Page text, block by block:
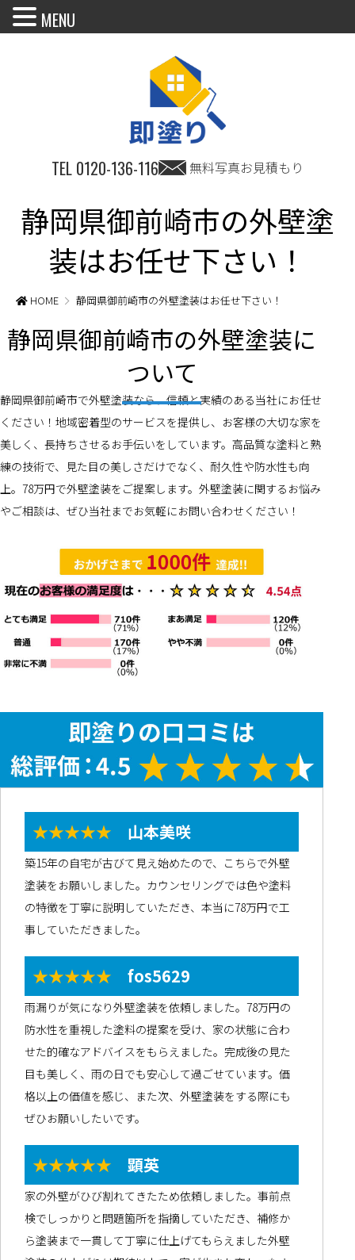
TEL 0120-136-116 無料写真お見積もり
静岡県御前崎市の外壁塗
装はお任せ下さい！
HOME 静岡県御前崎市の外壁塗装はお任せ下さい！
静岡県御前崎市の外壁塗装に
ついて
静岡県御前崎市で外壁塗装なら、信頼と実績のある当社にお任せ
ください！地域密着型のサービスを提供し、お客様の大切な家を
美しく、長持ちさせるお手伝いをしています。高品質な塗料と熟
練の技術で、見た目の美しさだけでなく、耐久性や防水性も向
上。78万円で外壁塗装をご提案します。外壁塗装に関するお悩み
やご相談は、ぜひ当社までお気軽にお問い合わせください！
★★★★★ 山本美咲
築15年の自宅が古びて見え始めたので、こちらで外壁
塗装をお願いしました。カウンセリングでは色や塗料
の特徴を丁寧に説明していただき、本当に78万円で工
事していただきました。
★★★★★ fos5629
雨漏りが気になり外壁塗装を依頼しました。78万円の
防水性を重視した塗料の提案を受け、家の状態に合わ
せた的確なアドバイスをもらえました。完成後の見た
目も美しく、雨の日でも安心して過ごせています。価
格以上の価値を感じ、また次、外壁塗装をする際にも
ぜひお願いしたいです。
★★★★★ 顕英
家の外壁がひび割れてきたため依頼しました。事前点
検でしっかりと問題箇所を指摘していただき、補修か
ら塗装まで一貫して丁寧に仕上げてもらえました外壁
MENU